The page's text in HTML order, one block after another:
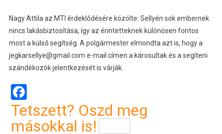
Nagy Attila az MTI érdeklődésére közölte: Sellyén sok embernek
nincs lakásbiztosítása, így az érintetteknek különösen fontos
most a külső segítség. A polgármester elmondta azt is, hogy a
jegkarsellye@gmail.com e-mail címen a károsultak és a segíteni
szándékozók jelentkezését is várják.
Facebook
Tetszett? Oszd meg
másokkal is!